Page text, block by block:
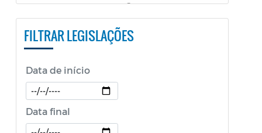
PESTALOZZI e SÃO BENEDITO)
Constituição Federal
Decretos SEPOL
Decretos Sobre o Coronavírus COVID-19
FILTRAR LEGISLAÇÕES
Data de início
Data final